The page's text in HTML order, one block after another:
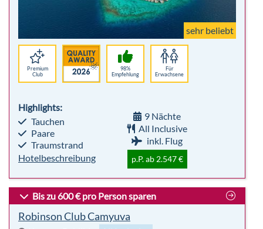
Paare
Traumstrand
Hotelbeschreibung
9 Nächte
All Inclusive
inkl. Flug
p.P. ab 2.547 €
Bis zu 600 € pro Person sparen
Robinson Club Camyuva
Kemer - Beldibi All Inclusive